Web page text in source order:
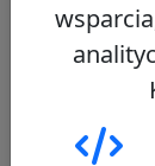
Michael